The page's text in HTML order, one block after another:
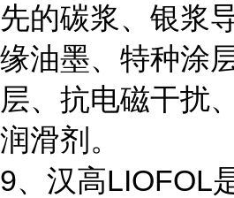
先的碳浆、银浆
缘油墨、特种涂
层、抗电磁干扰
润滑剂。
9、汉高LIOFOL